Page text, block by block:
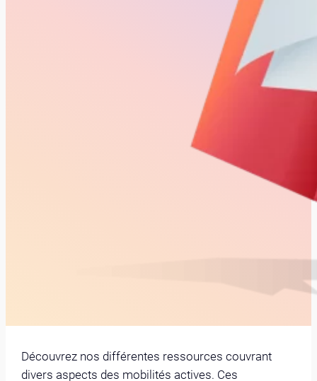
Découvrez nos différentes ressources couvrant
divers aspects des mobilités actives. Ces